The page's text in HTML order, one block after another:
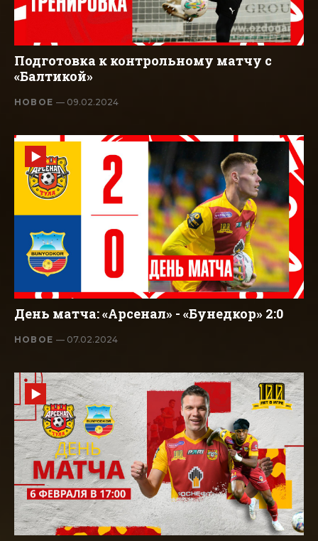
Подготовка к контрольному матчу с
«Балтикой»
НОВОЕ— 09.02.2024
День матча: «Арсенал» - «Бунедкор» 2:0
НОВОЕ— 07.02.2024